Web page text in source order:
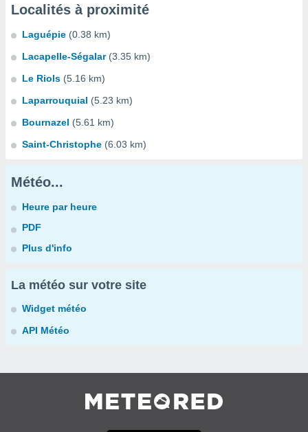
Localités à proximité
Laguépie (0.38 km)
Lacapelle-Ségalar (3.35 km)
Le Riols (5.16 km)
Laparrouquial (5.23 km)
Bournazel (5.61 km)
Saint-Christophe (6.03 km)
Météo...
Heure par heure
PDF
Plus d'info
La météo sur votre site
Widget météo
API Météo